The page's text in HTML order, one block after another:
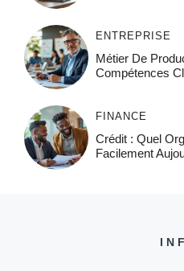
ENTREPRISE
Métier De
Compétences
FINANCE
Crédit : Quel
Facilement